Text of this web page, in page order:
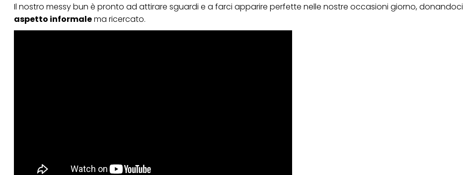
Il nostro messy bun è pronto ad attirare sguardi e a farci apparire perfette nelle nostre occasioni giorno, donandoci
aspetto informalema ricercato.